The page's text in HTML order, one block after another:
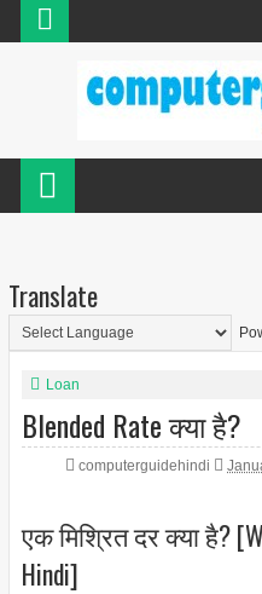
Translate
Loan
Blended Rate क्या है?
computerguidehindi
एक मिश्रित दर क्या है?
Hindi]